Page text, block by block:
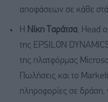
αποφάσεων σε κάθε
Η Νίκη Ταράτσα, Head
της EPSILON
της πλατφόρμας
Πωλήσεις και το
πληροφορίες σε δράση,